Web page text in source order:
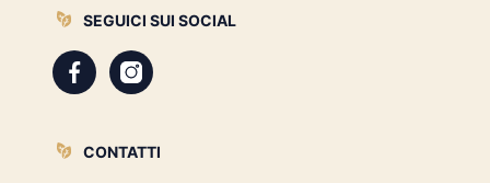
SEGUICI SUI SOCIAL
CONTATTI